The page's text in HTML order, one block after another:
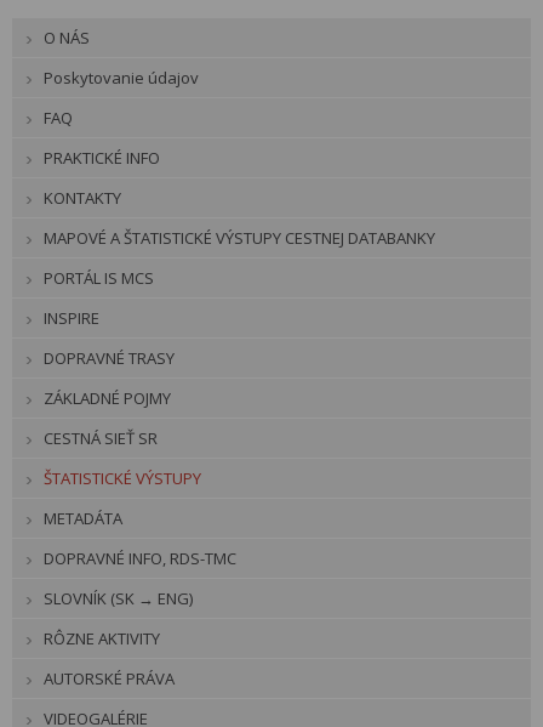
O NÁS
Poskytovanie údajov
FAQ
PRAKTICKÉ INFO
KONTAKTY
MAPOVÉ A ŠTATISTICKÉ VÝSTUPY CESTNEJ DATABANKY
PORTÁL IS MCS
INSPIRE
DOPRAVNÉ TRASY
ZÁKLADNÉ POJMY
CESTNÁ SIEŤ SR
ŠTATISTICKÉ VÝSTUPY
METADÁTA
DOPRAVNÉ INFO, RDS-TMC
SLOVNÍK (SK → ENG)
RÔZNE AKTIVITY
AUTORSKÉ PRÁVA
VIDEOGALÉRIE